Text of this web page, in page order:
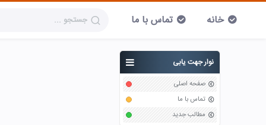
خانه تماس با ما
نوار جهت یابی
صفحه اصلی
تماس با ما
مطالب جدید